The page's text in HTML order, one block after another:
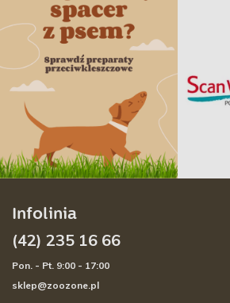
Infolinia
(42) 235 16 66
Pon. - Pt. 9:00 - 17:00
sklep@zoozone.pl